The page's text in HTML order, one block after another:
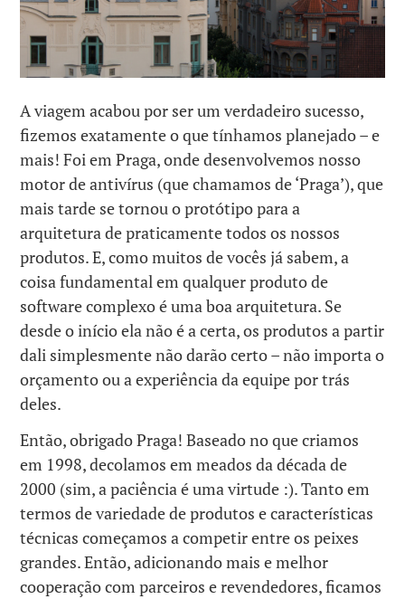
A viagem acabou por ser um verdadeiro sucesso,
fizemos exatamente o que tínhamos planejado – e
mais! Foi em Praga, onde desenvolvemos nosso
motor de antivírus (que chamamos de ‘Praga’), que
mais tarde se tornou o protótipo para a
arquitetura de praticamente todos os nossos
produtos. E, como muitos de vocês já sabem, a
coisa fundamental em qualquer produto de
software complexo é uma boa arquitetura. Se
desde o início ela não é a certa, os produtos a partir
dali simplesmente não darão certo – não importa o
orçamento ou a experiência da equipe por trás
deles.
Então, obrigado Praga! Baseado no que criamos
em 1998, decolamos em meados da década de
2000 (sim, a paciência é uma virtude :). Tanto em
termos de variedade de produtos e características
técnicas começamos a competir entre os peixes
grandes. Então, adicionando mais e melhor
cooperação com parceiros e revendedores, ficamos